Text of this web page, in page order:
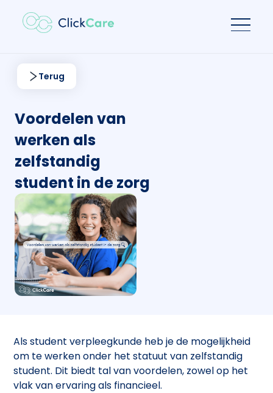
Terug
Voordelen van
werken als
zelfstandig
student in de zorg
Als student verpleegkunde heb je de mogelijkheid
om te werken onder het statuut van zelfstandig
student. Dit biedt tal van voordelen, zowel op het
vlak van ervaring als financieel.